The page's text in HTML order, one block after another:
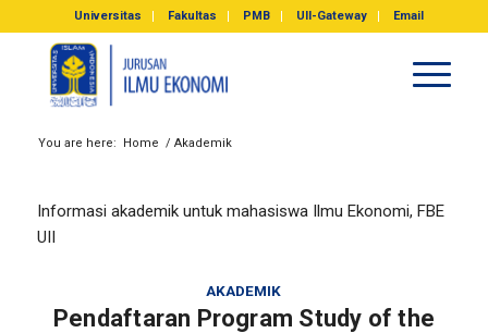
Universitas Fakultas PMB UII-Gateway Email
You are here: Home / Akademik
Informasi akademik untuk mahasiswa Ilmu Ekonomi, FBE
UII
AKADEMIK
Pendaftaran Program Study of the